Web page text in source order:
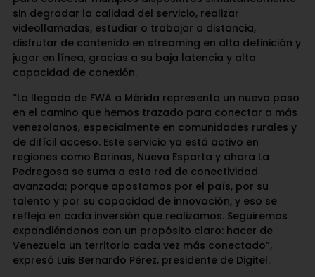
sin degradar la calidad del servicio, realizar
videollamadas, estudiar o trabajar a distancia,
disfrutar de contenido en streaming en alta definición y
jugar en línea, gracias a su baja latencia y alta
capacidad de conexión.
“La llegada de FWA a Mérida representa un nuevo paso
en el camino que hemos trazado para conectar a más
venezolanos, especialmente en comunidades rurales y
de difícil acceso. Este servicio ya está activo en
regiones como Barinas, Nueva Esparta y ahora La
Pedregosa se suma a esta red de conectividad
avanzada; porque apostamos por el país, por su
talento y por su capacidad de innovación, y eso se
refleja en cada inversión que realizamos. Seguiremos
expandiéndonos con un propósito claro: hacer de
Venezuela un territorio cada vez más conectado”,
expresó Luis Bernardo Pérez, presidente de Digitel.